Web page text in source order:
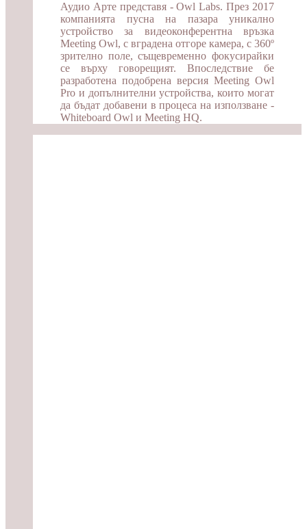
Аудио Арте представя - Owl Labs. През 2017
компанията пусна на пазара уникално
устройство за видеоконферентна връзка
Meeting Owl, с вградена отгоре камера, с 360º
зрително поле, същевременно фокусирайки
се върху говорещият. Впоследствие бе
разработена подобрена версия Meeting Owl
Pro и допълнителни устройства, които могат
да бъдат добавени в процеса на използване -
Whiteboard Owl и Meeting HQ.